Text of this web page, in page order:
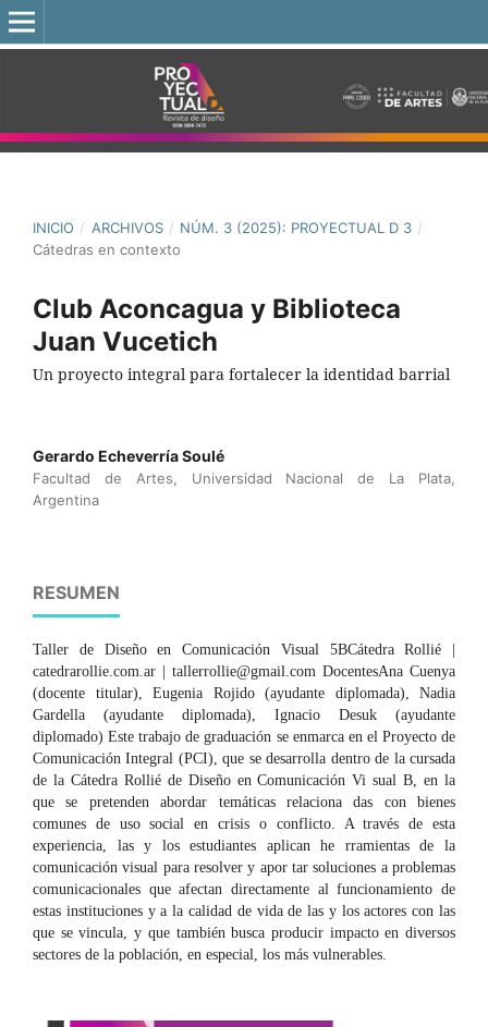
INICIO / ARCHIVOS / NÚM. 3 (2025): PROYECTUAL D 3 /
Cátedras en contexto
Club Aconcagua y Biblioteca
Juan Vucetich
Un proyecto integral para fortalecer la identidad barrial
Gerardo Echeverría Soulé
Facultad de Artes, Universidad Nacional de La Plata,
Argentina
RESUMEN
Taller de Diseño en Comunicación Visual 5BCátedra Rollié |
catedrarollie.com.ar | tallerrollie@gmail.com DocentesAna Cuenya
(docente titular), Eugenia Rojido (ayudante diplomada), Nadia
Gardella (ayudante diplomada), Ignacio Desuk (ayudante
diplomado) Este trabajo de graduación se enmarca en el Proyecto de
Comunicación Integral (PCI), que se desarrolla dentro de la cursada
de la Cátedra Rollié de Diseño en Comunicación Vi sual B, en la
que se pretenden abordar temáticas relaciona das con bienes
comunes de uso social en crisis o conflicto. A través de esta
experiencia, las y los estudiantes aplican he rramientas de la
comunicación visual para resolver y apor tar soluciones a problemas
comunicacionales que afectan directamente al funcionamiento de
estas instituciones y a la calidad de vida de las y los actores con las
que se vincula, y que también busca producir impacto en diversos
sectores de la población, en especial, los más vulnerables.